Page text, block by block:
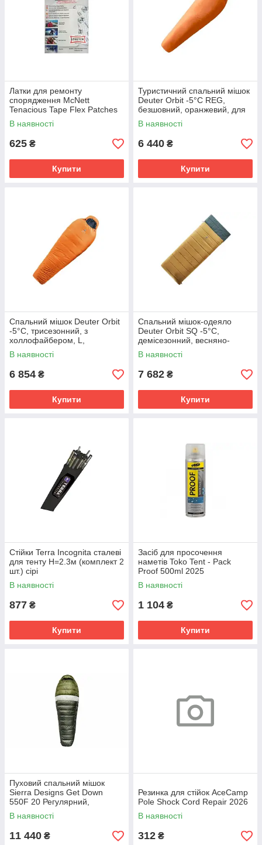
Латки для ремонту
спорядження McNett
Tenacious Tape Flex Patches
2022
В наявності
625 ₴
Купити
Туристичний спальний мішок
Deuter Orbit -5°C REG,
безшовний, оранжевий, для
весни/осені
В наявності
6 440 ₴
Купити
Спальний мішок Deuter Orbit
-5°C, трисезонний, з
холлофайбером, L,
оранжевий
В наявності
6 854 ₴
Купити
Спальний мішок-одеяло
Deuter Orbit SQ -5°C,
демісезонний, весняно-
осінній, 2050 г, колір
карамельно-бірюзовий
В наявності
7 682 ₴
Купити
Стійки Terra Incognita сталеві
для тенту H=2.3м (комплект 2
шт.) сірі
В наявності
877 ₴
Купити
Засіб для просочення
наметів Toko Tent - Pack
Proof 500ml 2025
В наявності
1 104 ₴
Купити
Пуховий спальний мішок
Sierra Designs Get Down
550F 20 Регулярний,
демісезонний кокон для
зросту до 183 см,
В наявності
11 440 ₴
Резинка для стійок AceCamp
Pole Shock Cord Repair 2026
В наявності
312 ₴